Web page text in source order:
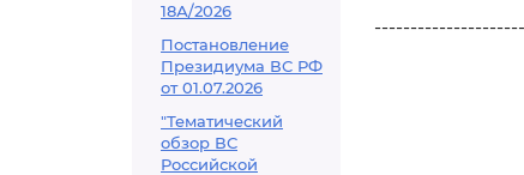
18А/2026
Постановление
Президиума ВС РФ
от 01.07.2026
"Тематический
обзор ВС
Российской